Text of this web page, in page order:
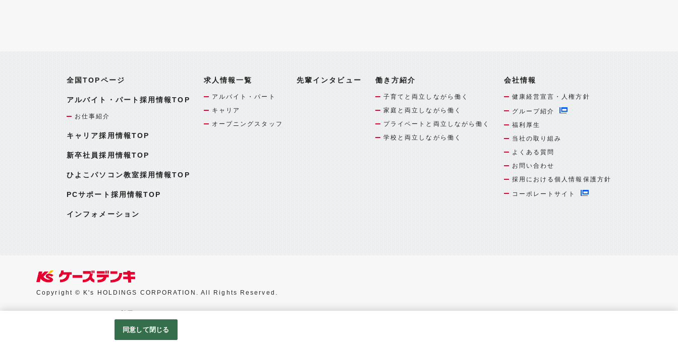
全国TOPページ
アルバイト・パート採用情報TOP
お仕事紹介
キャリア採用情報TOP
新卒社員採用情報TOP
ひよこパソコン教室採用情報TOP
PCサポート採用情報TOP
インフォメーション
求人情報一覧
アルバイト・パート
キャリア
オープニングスタッフ
先輩インタビュー 働き方紹介
子育てと両立しながら働く
家庭と両立しながら働く
プライベートと両立しながら働く
学校と両立しながら働く
会社情報
健康経営宣言・人権方針
グループ紹介
福利厚生
当社の取り組み
よくある質問
お問い合わせ
採用における個人情報保護方針
コーポレートサイト
Copyright © K's HOLDINGS CORPORATION. All Rights Reserved.
Googleアナリティクスの利用について
同意して閉じる